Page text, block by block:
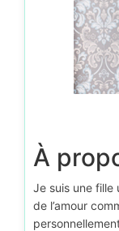
À
Je suis une fille
de l’amour